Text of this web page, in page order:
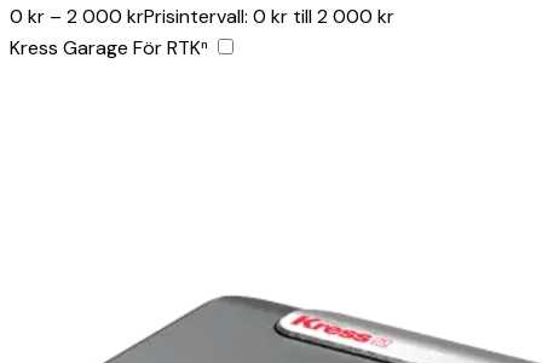
0 kr – 2 000 krPrisintervall: 0 kr till 2 000 kr
Kress Garage För RTKⁿ